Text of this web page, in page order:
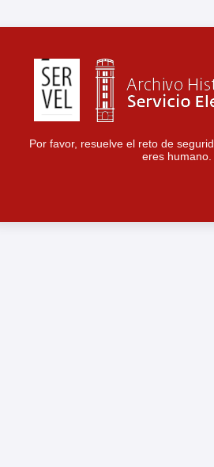
Por favor, resuelve el reto de
eres humano.